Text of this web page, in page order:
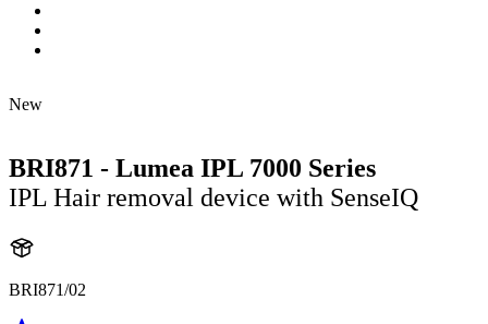
New
BRI871 - Lumea IPL 7000 Series
IPL Hair removal device with SenseIQ
BRI871/02